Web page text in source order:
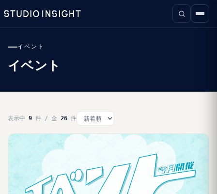
イベント
イベント
表示中 9 件 / 全 26 件